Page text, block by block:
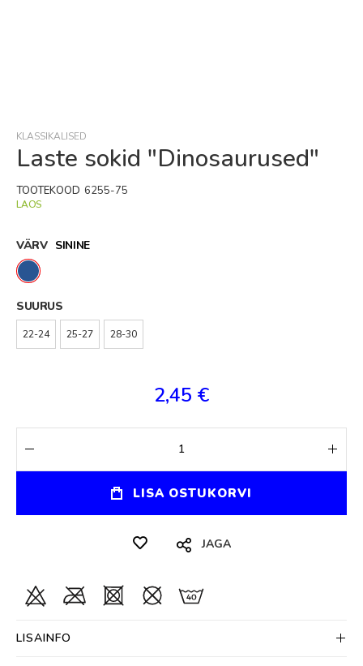
of
the
gallery
KLASSIKALISED
Laste sokid "Dinosaurused"
LAOS
TOOTEKOOD 6255-75
VÄRV SININE
SUURUS
22-24 25-27 28-30
2,45 €
LISA OSTUKORVI
JAGA
LISAINFO